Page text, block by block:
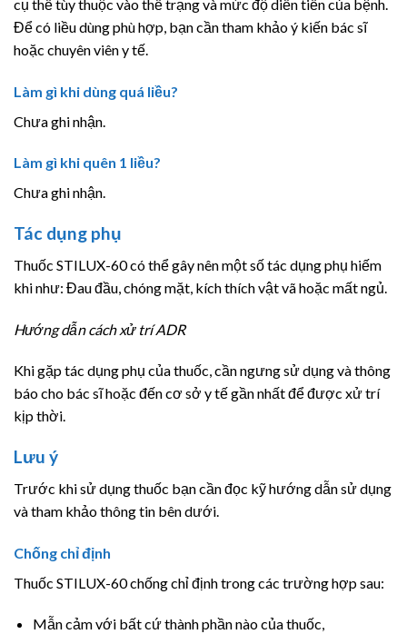
cụ thể tùy thuộc vào thể trạng và mức độ diễn tiến của bệnh.
Để có liều dùng phù hợp, bạn cần tham khảo ý kiến bác sĩ
hoặc chuyên viên y tế.
Làm gì khi dùng quá liều?
Chưa ghi nhận.
Làm gì khi quên 1 liều?
Chưa ghi nhận.
Tác dụng phụ
Thuốc STILUX-60 có thể gây nên một số tác dụng phụ hiếm
khi như: Đau đầu, chóng mặt, kích thích vật vã hoặc mất ngủ.
Hướng dẫn cách xử trí ADR
Khi gặp tác dụng phụ của thuốc, cần ngưng sử dụng và thông
báo cho bác sĩ hoặc đến cơ sở y tế gần nhất để được xử trí
kịp thời.
Lưu ý
Trước khi sử dụng thuốc bạn cần đọc kỹ hướng dẫn sử dụng
và tham khảo thông tin bên dưới.
Chống chỉ định
Thuốc STILUX-60 chống chỉ định trong các trường hợp sau:
Mẫn cảm với bất cứ thành phần nào của thuốc,